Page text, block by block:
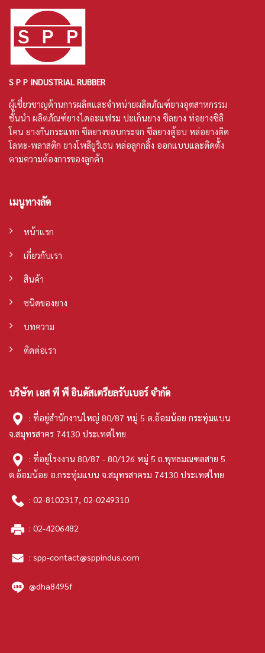
S P P INDUSTRIAL RUBBER
ผู้เชี่ยวชาญด้านการผลิตและจำหน่ายผลิตภัณฑ์ยางอุตสาหกรรม
ชั้นนำ ผลิตภัณฑ์ยางไดอะแฟรม ปะเก็นยาง ซีลยาง ท่อยางซิลิ
โคน ยางกันกระแทก ซีลยางขอบกระจก ซีลยางตู้อบ หล่อยางติด
โลหะ-พลาสติก ยางโพลียูริเธน หล่อลูกกลิ้ง ออกแบบและติดตั้ง
ตามความต้องการของลูกค้า
เมนูทางลัด
หน้าแรก
เกี่ยวกับเรา
สินค้า
ชนิดของยาง
บทความ
ติดต่อเรา
บริษัท เอส พี พี อินดัสเตรียลรับเบอร์ จำกัด
: ที่อยู่สำนักงานใหญ่ 80/87 หมู่ 5 ต.อ้อมน้อย กระทุ่มแบน
จ.สมุทรสาคร 74130 ประเทศไทย
: ที่อยู่โรงงาน 80/87 - 80/126 หมู่ 5 ถ.พุทธมณฑลสาย 5
ต.อ้อมน้อย อ.กระทุ่มแบน จ.สมุทรสาครม 74130 ประเทศไทย
: 02-8102317 02-0249310
: 02-4206482
: spp-contact@sppindus.com
@dha8495f